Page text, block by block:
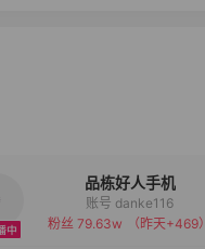
品栋好人手机
备注
账号 danke116
粉丝 79.63w
（昨天+469）